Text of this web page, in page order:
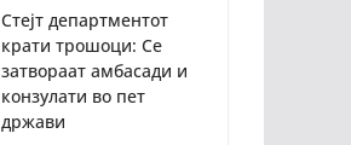
Стејт департментот
крати трошоци: Се
затвораат амбасади и
конзулати во пет
држави